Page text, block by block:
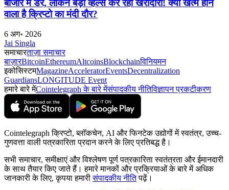
बाजार में डर, लेकिन बड़ी व्हेल्स कर रहीं खरीदारी! क्या खत्म होने
वाला है क्रिप्टो का मंदी दौर?
6 अग॰ 2026
Jai Singla
समाचारताज़ा समाचार
बाज़ारBitcoinEthereumAltcoinsBlockchainविनियमन
इकोसिस्टमMagazineAcceleratorEventsDecentralization
GuardiansLONGITUDE Event
हमारे बारे मेंCointelegraph के बारे मेंसंपादकीय नीतिविज्ञापन प्रकटीकरण
Cointelegraph क्रिप्टो, ब्लॉकचेन, AI और फिनटेक उद्योगों में स्वतंत्र, उच्च-
गुणवत्ता वाली पत्रकारिता प्रदान करने के लिए प्रतिबद्ध है।
सभी समाचार, समीक्षाएं और विश्लेषण पूर्ण पत्रकारिता स्वतंत्रता और ईमानदारी
के साथ तैयार किए जाते हैं। हमारे मानकों और प्रक्रियाओं के बारे में अधिक
जानकारी के लिए, कृपया हमारीसंपादकीय नीतिपढ़ें।